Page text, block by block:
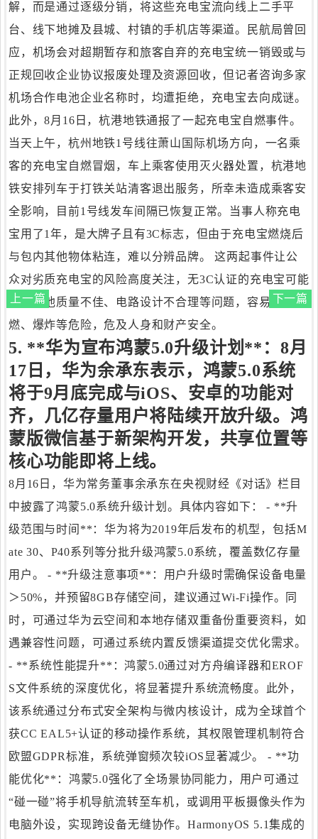
上一篇 下一篇
解，而是通过逐级分销，将这些充电宝流向线上二手平
台、线下地摊及县城、村镇的手机店等渠道。民航局曾回
应，机场会对超期暂存和旅客自弃的充电宝统一销毁或与
正规回收企业协议报废处理及资源回收，但记者咨询多家
机场合作电池企业名称时，均遭拒绝，充电宝去向成谜。
此外，8月16日，杭港地铁通报了一起充电宝自燃事件。
当天上午，杭州地铁1号线往萧山国际机场方向，一名乘
客的充电宝自燃冒烟，车上乘客使用灭火器处置，杭港地
铁安排列车于打铁关站清客退出服务，所幸未造成乘客安
全影响，目前1号线发车间隔已恢复正常。当事人称充电
宝用了1年，是大牌子且有3C标志，但由于充电宝燃烧后
与包内其他物体粘连，难以分辨品牌。 这两起事件让公
众对劣质充电宝的风险高度关注，无3C认证的充电宝可能
存在电池质量不佳、电路设计不合理等问题，容易引发自
燃、爆炸等危险，危及人身和财产安全。
5. **华为宣布鸿蒙5.0升级计划**：8月
17日，华为余承东表示，鸿蒙5.0系统
将于9月底完成与iOS、安卓的功能对
齐，几亿存量用户将陆续开放升级。鸿
蒙版微信基于新架构开发，共享位置等
核心功能即将上线。
8月16日，华为常务董事余承东在央视财经《对话》栏目
中披露了鸿蒙5.0系统升级计划。具体内容如下： - **升
级范围与时间**：华为将为2019年后发布的机型，包括M
ate 30、P40系列等分批升级鸿蒙5.0系统，覆盖数亿存量
用户。 - **升级注意事项**：用户升级时需确保设备电量
＞50%，并预留8GB存储空间，建议通过Wi-Fi操作。同
时，可通过华为云空间和本地存储双重备份重要资料，如
遇兼容性问题，可通过系统内置反馈渠道提交优化需求。
- **系统性能提升**：鸿蒙5.0通过对方舟编译器和EROF
S文件系统的深度优化，将显著提升系统流畅度。此外，
该系统通过分布式安全架构与微内核设计，成为全球首个
获CC EAL5+认证的移动操作系统，其权限管理机制符合
欧盟GDPR标准，系统弹窗频次较iOS显著减少。 - **功
能优化**：鸿蒙5.0强化了全场景协同能力，用户可通过
“碰一碰”将手机导航流转至车机，或调用平板摄像头作为
电脑外设，实现跨设备无缝协作。HarmonyOS 5.1集成的